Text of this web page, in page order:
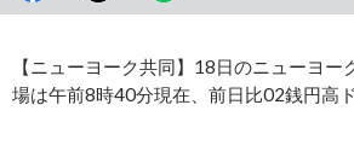
【ニューヨーク共同】18日のニューヨー
場は午前8時40分現在、前日比02銭円高